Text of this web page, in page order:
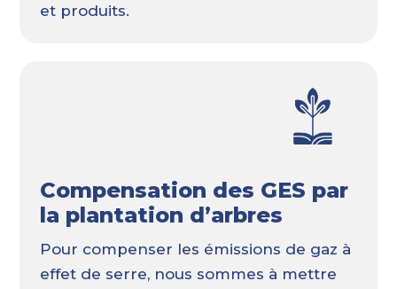
et produits.
Compensation des GES par
la plantation d’arbres
Pour compenser les émissions de gaz à
effet de serre, nous sommes à mettre